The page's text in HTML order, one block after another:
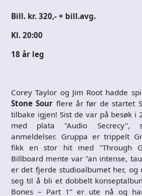
Bill. kr. 320,- + bill.avg.
Kl. 20:00
18 år leg
Corey Taylor og Jim Root hadde
Stone Sour flere år før de startet
tilbake igjen! Sist de var på besøk i
med plata "Audio Secrecy",
anmeldelser. Gruppa er trippelt
fikk en stor hit med "Through
Billboard mente var "an intense,
er det fjerde studioalbumet her, og
seg til å bli et dobbelt
Bones – Part 1” er ute nå og